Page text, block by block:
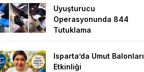
Uyuşturucu
Operasyonunda 844
Tutuklama
Isparta’da Umut Balonları
Etkinliği